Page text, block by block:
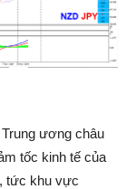
ương châu
tốc kinh tế của
tức khu vực